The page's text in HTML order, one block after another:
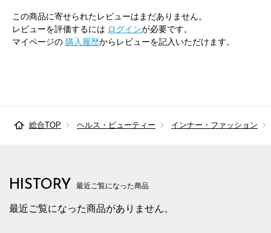
この商品に寄せられたレビューはまだありません。
レビューを評価するには ログインが必要です。
マイページの 購入履歴からレビューを記入いただけます。
総合TOP ヘルス・ビューティー インナー・ファッション
HISTORY 最近ご覧になった商品
最近ご覧になった商品がありません。